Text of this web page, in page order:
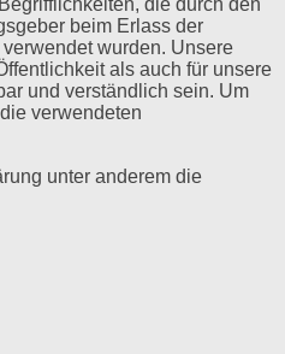
die durch den
beim Erlass der
wurden. Unsere
als auch für unsere
und verständlich sein. Um
verwendeten
unter anderem die